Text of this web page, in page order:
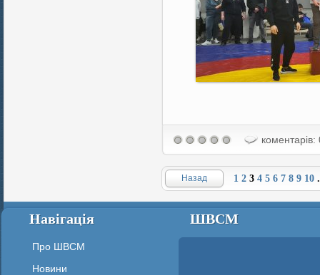
коментарів:
Назад 1 2 3 4 5 6 7 8 9 10
Навігація
Про ШВСМ
Новини
ШВСМ